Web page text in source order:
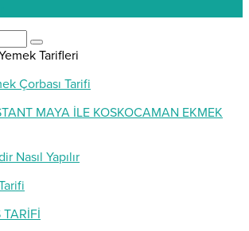
Tarifleri
Çorbası Tarifi
MAYA İLE KOSKOCAMAN EKMEK
Nasıl Yapılır
TARİFİ